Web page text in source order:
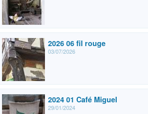
2026 06 fil rouge
03/07/2026
2024 01 Café Miguel
29/01/2024